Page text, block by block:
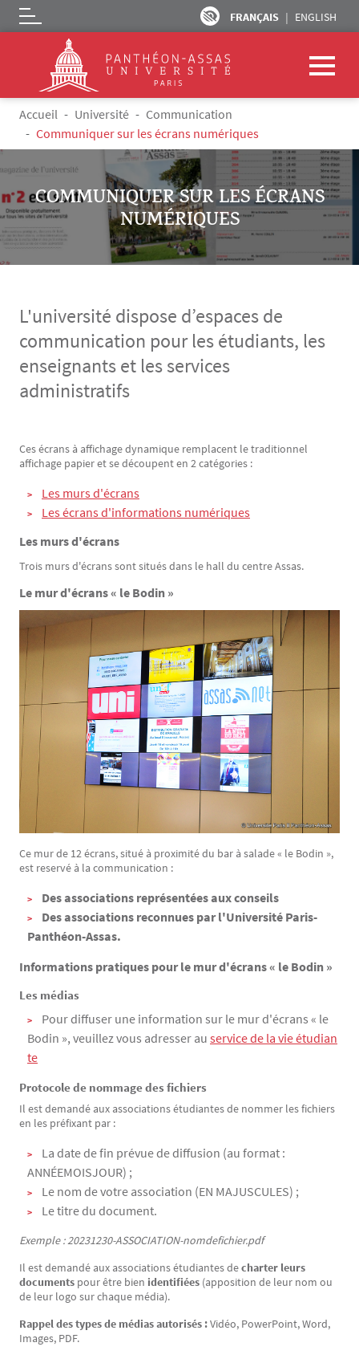
Aller au contenu principal
FRANÇAIS ENGLISH
Logo
Fil d'Ariane
Accueil Université
Communication
Communiquer sur les écrans numériques
COMMUNIQUER SUR LES ÉCRANS
NUMÉRIQUES
L'université dispose d’espaces de
communication pour les étudiants, les
enseignants et les services
administratifs
Texte
Ces écrans à affichage dynamique remplacent le traditionnel
affichage papier et se découpent en 2 catégories :
Les murs d'écrans
Les écrans d'informations numériques
Les murs d'écrans
Trois murs d'écrans sont situés dans le hall du centre Assas.
Le mur d'écrans « le Bodin »
Ce mur de 12 écrans, situé à proximité du bar à salade « le Bodin »,
est reservé à la communication :
Des associations représentées aux conseils
Des associations reconnues par l'Université Paris-
Panthéon-Assas.
Informations pratiques pour le mur d'écrans « le Bodin »
Les médias
Pour diffuser une information sur le mur d'écrans « le
Bodin », veuillez vous adresser au service de la vie étudian
te
Protocole de nommage des fichiers
Il est demandé aux associations étudiantes de nommer les fichiers
en les préfixant par :
La date de fin prévue de diffusion (au format :
ANNÉEMOISJOUR) ;
Le nom de votre association (EN MAJUSCULES) ;
Le titre du document.
Exemple : 20231230-ASSOCIATION-nomdefichier.pdf
Il est demandé aux associations étudiantes decharter leurs
documents pour être bien identifiées (apposition de leur nom ou
de leur logo sur chaque média).
Rappel des types de médias autorisés :Vidéo, PowerPoint, Word,
Images, PDF.